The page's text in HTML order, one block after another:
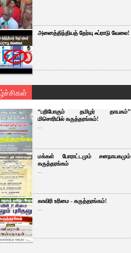
அனைத்திந்தியத் தேர்வு ஃப்ராடு வேலை!
“பறிபோகும் தமிழர் தாயகம்”
மிசொரியில் கருத்தரங்கம்!
...
மக்கள் போராட்டமும் சனநாயகமும்
கருத்தரங்கம்
...
காவிரி உரிமை - கருத்தரங்கம்!
...